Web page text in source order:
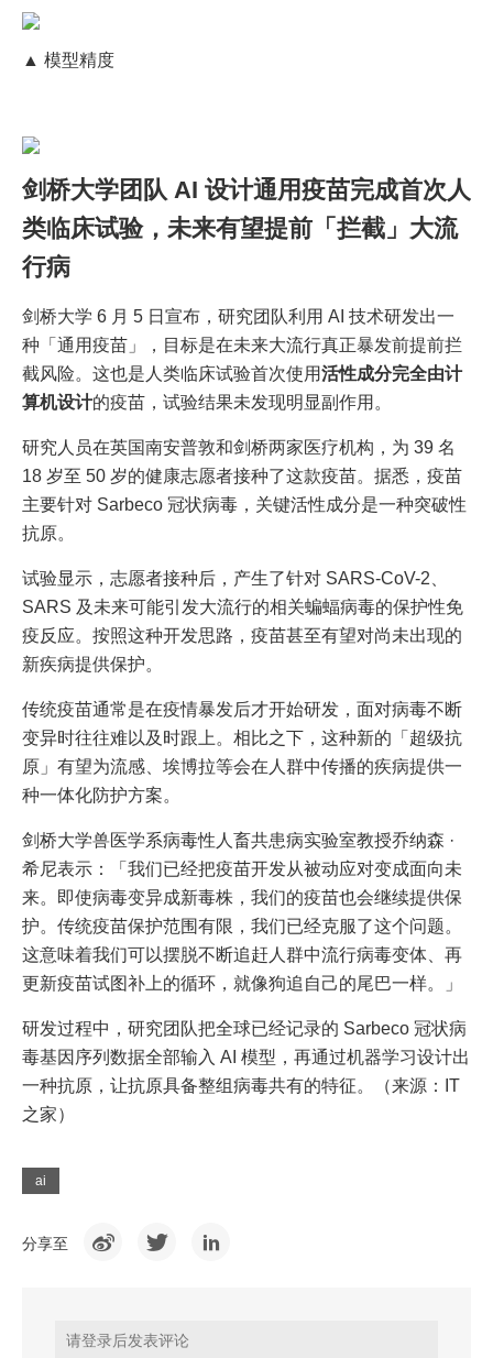
▲ 模型精度
剑桥大学团队 AI 设计通用疫苗完成首次人
类临床试验，未来有望提前「拦截」大流
行病
剑桥大学 6 月 5 日宣布，研究团队利用 AI 技术研发出一
种「通用疫苗」，目标是在未来大流行真正暴发前提前拦
截风险。这也是人类临床试验首次使用活性成分完全由计
算机设计的疫苗，试验结果未发现明显副作用。
研究人员在英国南安普敦和剑桥两家医疗机构，为 39 名
18 岁至 50 岁的健康志愿者接种了这款疫苗。据悉，疫苗
主要针对 Sarbeco 冠状病毒，关键活性成分是一种突破性
抗原。
试验显示，志愿者接种后，产生了针对 SARS-CoV-2、
SARS 及未来可能引发大流行的相关蝙蝠病毒的保护性免
疫反应。按照这种开发思路，疫苗甚至有望对尚未出现的
新疾病提供保护。
传统疫苗通常是在疫情暴发后才开始研发，面对病毒不断
变异时往往难以及时跟上。相比之下，这种新的「超级抗
原」有望为流感、埃博拉等会在人群中传播的疾病提供一
种一体化防护方案。
剑桥大学兽医学系病毒性人畜共患病实验室教授乔纳森 ·
希尼表示：「我们已经把疫苗开发从被动应对变成面向未
来。即使病毒变异成新毒株，我们的疫苗也会继续提供保
护。传统疫苗保护范围有限，我们已经克服了这个问题。
这意味着我们可以摆脱不断追赶人群中流行病毒变体、再
更新疫苗试图补上的循环，就像狗追自己的尾巴一样。」
研发过程中，研究团队把全球已经记录的 Sarbeco 冠状病
毒基因序列数据全部输入 AI 模型，再通过机器学习设计出
一种抗原，让抗原具备整组病毒共有的特征。（来源：IT
之家）
ai
分享至